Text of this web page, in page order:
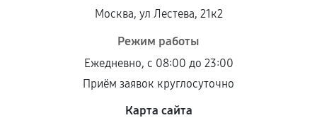
Москва, ул Лестева, 21к2
Режим работы
Ежедневно, с 08:00 до 23:00
Приём заявок круглосуточно
Карта сайта